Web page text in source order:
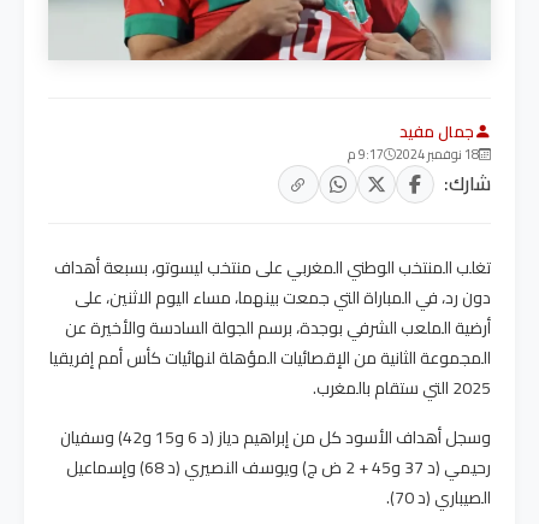
جمال مفيد
18 نوفمبر 2024 9:17 م
شارك:
تغلب المنتخب الوطني المغربي على منتخب ليسوتو، بسبعة أهداف
دون رد، في المباراة التي جمعت بينهما، مساء اليوم الاثنين، على
أرضية الملعب الشرفي بوجدة، برسم الجولة السادسة والأخيرة عن
المجموعة الثانية من الإقصائيات المؤهلة لنهائيات كأس أمم إفريقيا
2025 التي ستقام بالمغرب.
وسجل أهداف الأسود كل من إبراهيم دياز (د 6 و15 و42) وسفيان
رحيمي (د 37 و45 + 2 ض ج) ويوسف النصيري (د 68) وإسماعيل
الصيباري (د 70).